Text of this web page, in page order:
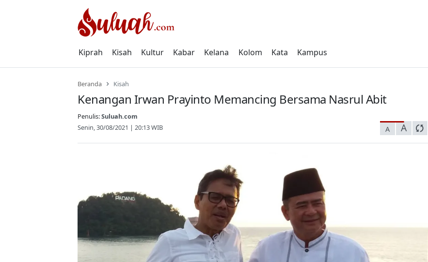
Kiprah Kisah Kultur Kabar Kelana Kolom Kata Kampus
Beranda Kisah
Kenangan Irwan Prayinto Memancing Bersama Nasrul Abit
Penulis:Suluah.com
Senin, 30/08/2021 | 20:13 WIB
A A